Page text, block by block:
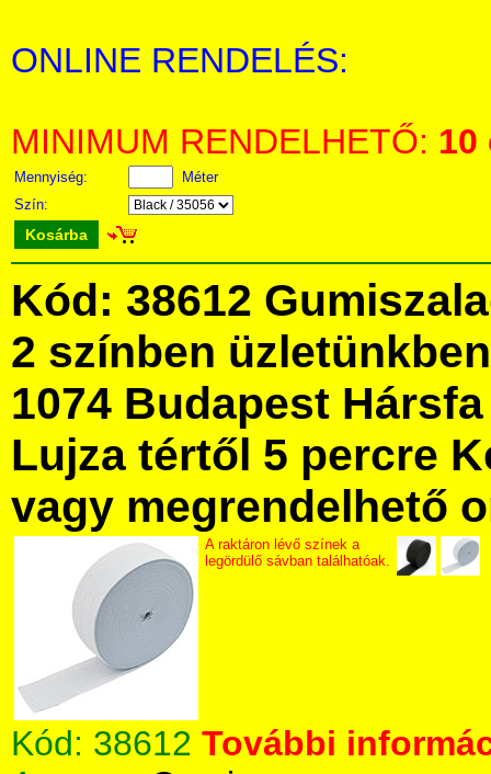
ONLINE RENDELÉS:
MINIMUM RENDELHETŐ: 10
Mennyiség:
Méter
Szín:
Kosárba
Kód: 38612
2 színben
1074 Budapest
Lujza tértől 5 percre
vagy megrendelhető
A raktáron lévő színek a
legördülő sávban találhatóak.
Kód: 38612 További